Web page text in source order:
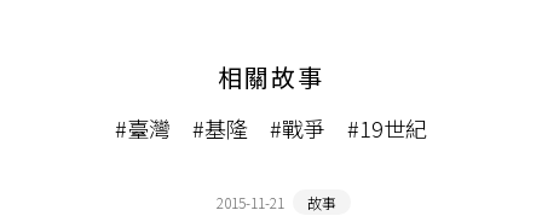
相關故事
#臺灣 #基隆 #戰爭 #19世紀
2015-11-21 故事